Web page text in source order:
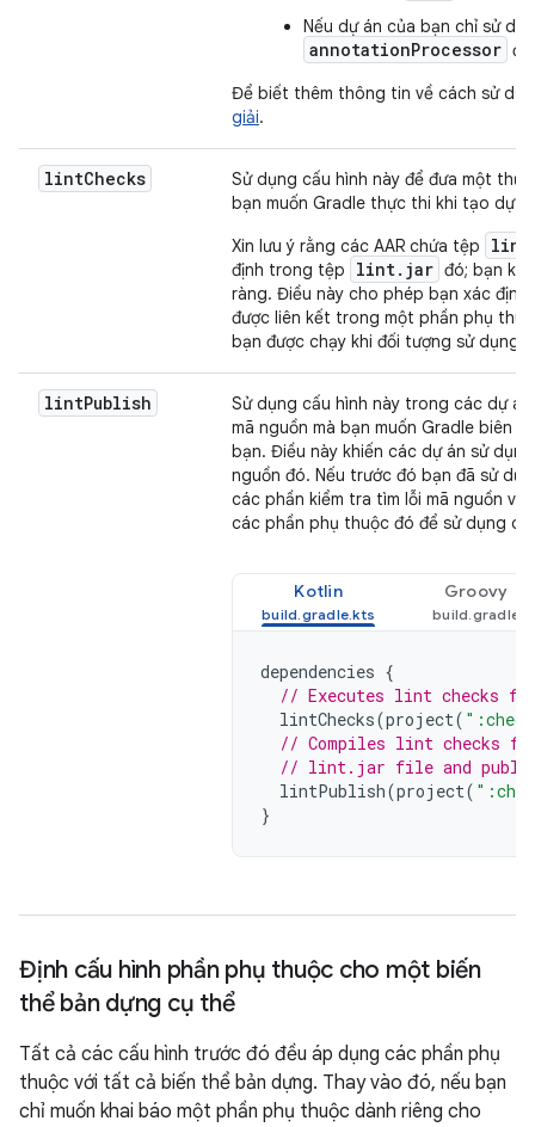
Nếu dự án của bạn chỉ sử
annotationProcessor
Để biết thêm thông tin về cách sử
giải.
lintChecks
Sử dụng cấu hình này để đưa một thư
bạn muốn Gradle thực thi khi tạo dự
Xin lưu ý rằng các AAR chứa tệp
định trong tệp lint.jar đó; bạn
ràng. Điều này cho phép bạn xác
được liên kết trong một phần phụ
bạn được chạy khi đối tượng sử dụng
lintPublish
Sử dụng cấu hình này trong các dự
mã nguồn mà bạn muốn Gradle biên
bạn. Điều này khiến các dự án sử
nguồn đó. Nếu trước đó bạn đã sử
các phần kiểm tra tìm lỗi mã nguồn
các phần phụ thuộc đó để sử dụng
Kotlin Groovy
dependencies {
// Executes lint checks
lintChecks(project(
// Compiles lint checks
// lint.jar file and
lintPublish(project(
}
Định cấu hình phần phụ thuộc cho một biến
thể bản dựng cụ thể
Tất cả các cấu hình trước đó đều áp dụng các phần phụ
thuộc với tất cả biến thể bản dựng. Thay vào đó, nếu bạn
chỉ muốn khai báo một phần phụ thuộc dành riêng cho